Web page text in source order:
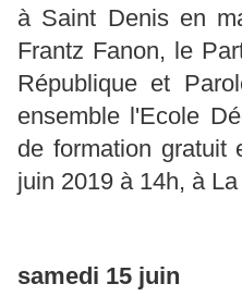
à Saint Denis en
Frantz Fanon, le
République et
ensemble l'Ecole
de formation gratuit
juin 2019 à 14h, à
samedi 15 juin